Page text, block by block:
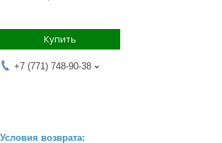
Купить
+7 (771) 748-90-38